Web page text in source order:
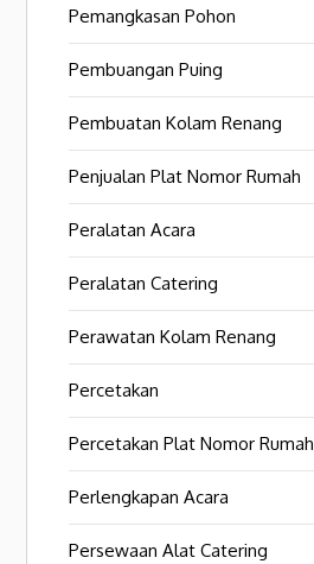
Pemangkasan Pohon
Pembuangan Puing
Pembuatan Kolam Renang
Penjualan Plat Nomor Rumah
Peralatan Acara
Peralatan Catering
Perawatan Kolam Renang
Percetakan
Percetakan Plat Nomor Rumah
Perlengkapan Acara
Persewaan Alat Catering